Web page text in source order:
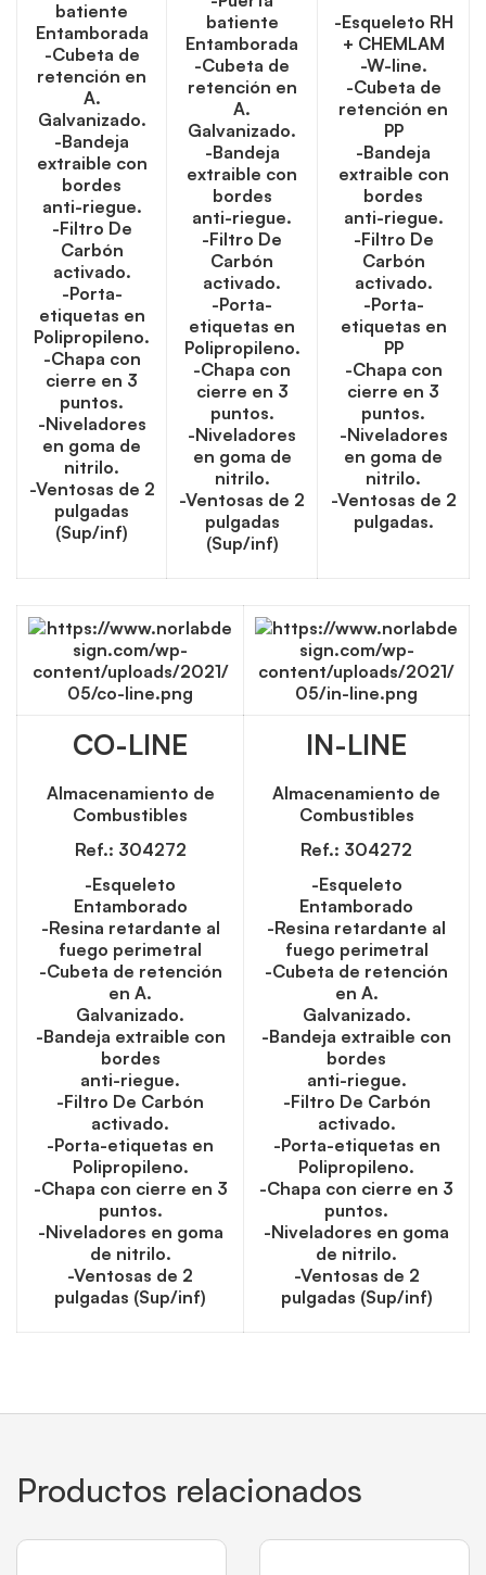
batiente
Entamborada
-Cubeta de
retención en
A.
Galvanizado.
-Bandeja
extraible con
bordes
anti-riegue.
-Filtro De
Carbón
activado.
-Porta-
etiquetas en
Polipropileno.
-Chapa con
cierre en 3
puntos.
-Niveladores
en goma de
nitrilo.
-Ventosas de 2
pulgadas
(Sup/inf)
batiente
Entamborada
-Cubeta de
retención en
A.
Galvanizado.
-Bandeja
extraible con
bordes
anti-riegue.
-Filtro De
Carbón
activado.
-Porta-
etiquetas en
Polipropileno.
-Chapa con
cierre en 3
puntos.
-Niveladores
en goma de
nitrilo.
-Ventosas de 2
pulgadas
(Sup/inf)
-Esqueleto RH
+ CHEMLAM
-W-line.
-Cubeta de
retención en
PP
-Bandeja
extraible con
bordes
anti-riegue.
-Filtro De
Carbón
activado.
-Porta-
etiquetas en
PP
-Chapa con
cierre en 3
puntos.
-Niveladores
en goma de
nitrilo.
-Ventosas de 2
pulgadas.
CO-LINE
Almacenamiento de
Combustibles
Ref.: 304272
-Esqueleto
Entamborado
-Resina retardante al
fuego perimetral
-Cubeta de retención
en A.
Galvanizado.
-Bandeja extraible con
bordes
anti-riegue.
-Filtro De Carbón
activado.
-Porta-etiquetas en
Polipropileno.
-Chapa con cierre en 3
puntos.
-Niveladores en goma
de nitrilo.
-Ventosas de 2
pulgadas (Sup/inf)
IN-LINE
Almacenamiento de
Combustibles
Ref.: 304272
-Esqueleto
Entamborado
-Resina retardante al
fuego perimetral
-Cubeta de retención
en A.
Galvanizado.
-Bandeja extraible con
bordes
anti-riegue.
-Filtro De Carbón
activado.
-Porta-etiquetas en
Polipropileno.
-Chapa con cierre en 3
puntos.
-Niveladores en goma
de nitrilo.
-Ventosas de 2
pulgadas (Sup/inf)
Productos relacionados